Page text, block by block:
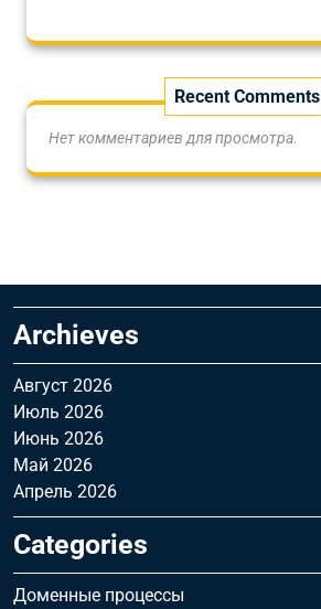
Recent Comments
Нет комментариев для просмотра.
Archieves
Август 2026
Июль 2026
Июнь 2026
Май 2026
Апрель 2026
Categories
Доменные процессы